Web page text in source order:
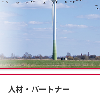
人材・パートナー